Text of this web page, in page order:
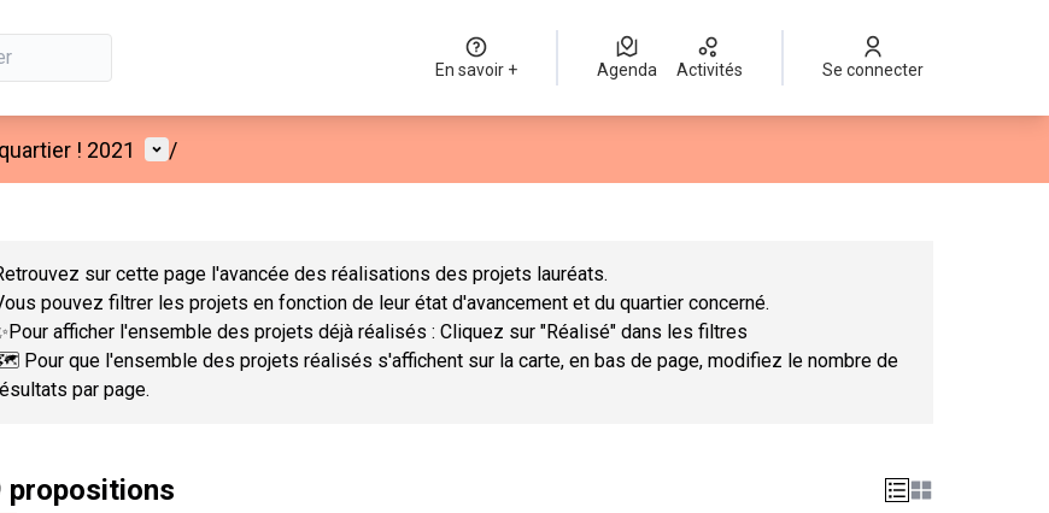
En savoir + Agenda Activités Se connecter
! 2021 Menu utilisateur
/
sur cette page l'avancée des réalisations des projets lauréats.
pouvez filtrer les projets en fonction de leur état d'avancement et du quartier concerné.
afficher l'ensemble des projets déjà réalisés : Cliquez sur "Réalisé" dans les filtres
Pour que l'ensemble des projets réalisés s'affichent sur la carte, en bas de page, modifiez le nombre de
par page.
propositions